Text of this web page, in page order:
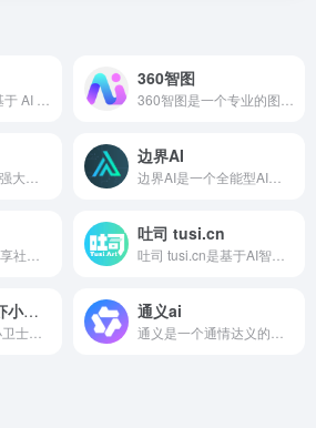
360智图
边界AI
吐司 tusi.cn
Open Claw龙虾小卫士 通义ai